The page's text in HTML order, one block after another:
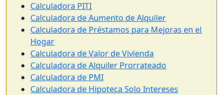
Calculadora PITI
Calculadora de Aumento de Alquiler
Calculadora de Préstamos para Mejoras en el
Hogar
Calculadora de Valor de Vivienda
Calculadora de Alquiler Prorrateado
Calculadora de PMI
Calculadora de Hipoteca Solo Intereses